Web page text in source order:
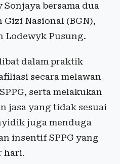
bersama dua
Gizi Nasional (BGN),
Lodewyk Pusung.
dalam praktik
secara melawan
serta melakukan
jasa yang tidak sesuai
juga menduga
insentif SPPG yang
hari.